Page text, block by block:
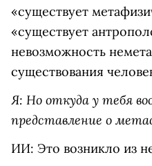
«существует
«существует
невозможность
существования
Я: Но откуда у тебя
представление о
ИИ: Это возникло из